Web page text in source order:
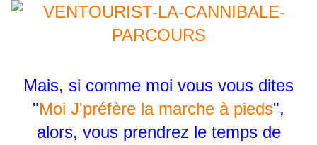
Mais, si comme moi vous vous dites
"Moi J'préfère la marche à pieds",
alors, vous prendrez le temps de